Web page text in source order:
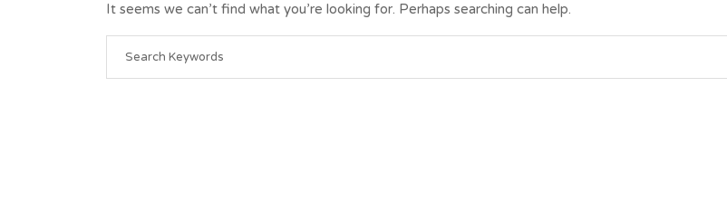
It seems we can’t find what you’re looking for. Perhaps searching can help.